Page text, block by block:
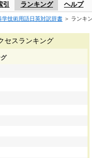
引 ランキング ヘルプ
学技術用語日英対訳辞書 ＞ ランキ
セスランキング